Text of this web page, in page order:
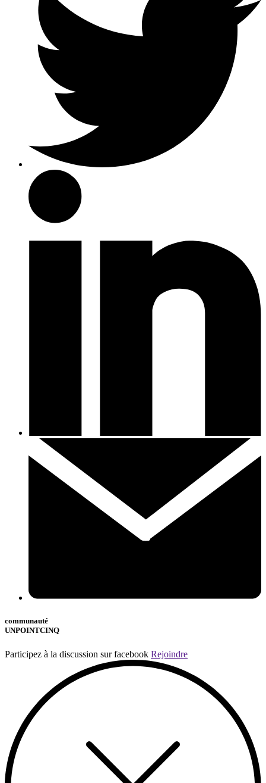
communauté
UNPOINTCINQ
Participez à la discussion sur facebook Rejoindre